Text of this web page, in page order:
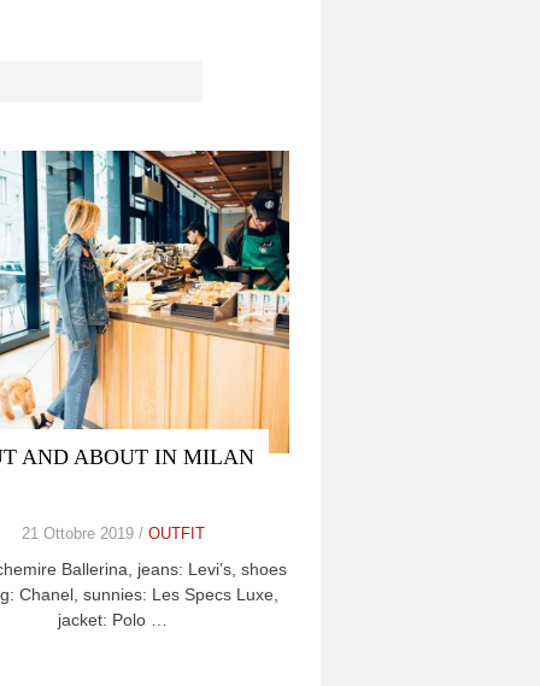
AND ABOUT IN MILAN
21 Ottobre 2019 / OUTFIT
Ballerina, jeans: Levi’s, shoes
Chanel, sunnies: Les Specs Luxe,
jacket: Polo …